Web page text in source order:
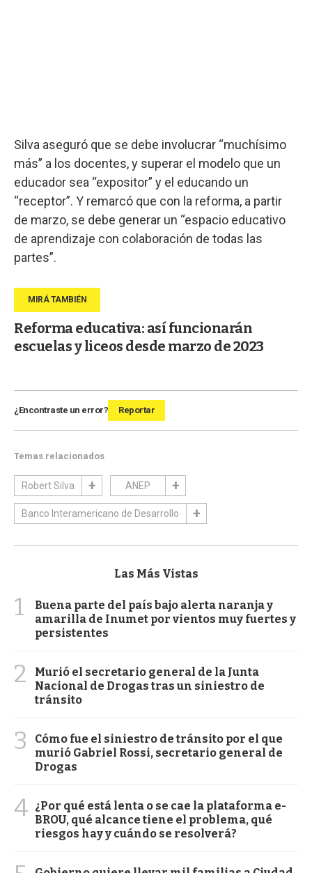
Silva aseguró que se debe involucrar “muchísimo
más” a los docentes, y superar el modelo que un
educador sea “expositor” y el educando un
“receptor”. Y remarcó que con la reforma, a partir
de marzo, se debe generar un “espacio educativo
de aprendizaje con colaboración de todas las
partes”.
Reforma educativa: así funcionarán
escuelas y liceos desde marzo de 2023
¿Encontraste un error? Reportar
Temas relacionados
Robert Silva ANEP
Banco Interamericano de Desarrollo
Las Más Vistas
1
Buena parte del país bajo alerta naranja y
amarilla de Inumet por vientos muy fuertes y
persistentes
2
Murió el secretario general de la Junta
Nacional de Drogas tras un siniestro de
tránsito
3
Cómo fue el siniestro de tránsito por el que
murió Gabriel Rossi, secretario general de
Drogas
4 ¿Por qué está lenta o se cae la plataforma e-
BROU, qué alcance tiene el problema, qué
riesgos hay y cuándo se resolverá?